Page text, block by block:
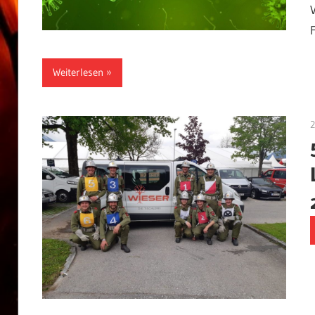
Weiterlesen